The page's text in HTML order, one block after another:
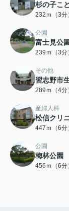
杉の子こ
232ｍ（3分
公園
富士見公園
239ｍ（3分
その他
習志野市
289ｍ（4分
産婦人科
松信クリ
447ｍ（6分
公園
梅林公園
456ｍ（6分